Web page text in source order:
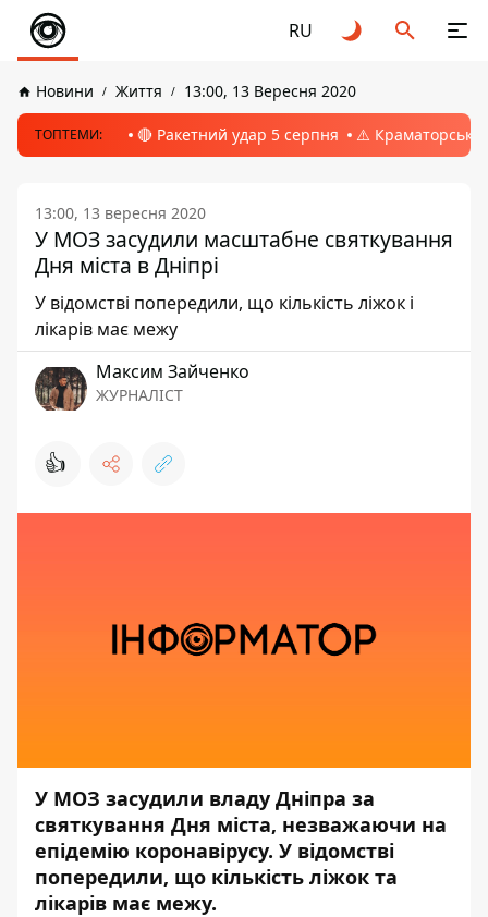
RU
Новини Життя 13:00, 13 Вересня 2020
ТОПТЕМИ: 🔴 Ракетний удар 5 серпня ⚠️ Краматорськ,
13:00, 13 вересня 2020
У МОЗ засудили масштабне святкування
Дня міста в Дніпрі
У відомстві попередили, що кількість ліжок і
лікарів має межу
Максим Зайченко
ЖУРНАЛІСТ
👍
У МОЗ засудили владу Дніпра за
святкування Дня міста, незважаючи на
епідемію коронавірусу. У відомстві
попередили, що кількість ліжок та
лікарів має межу.